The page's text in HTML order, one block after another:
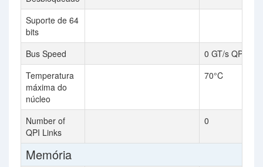
Suporte de 64
bits
Bus Speed
0 GT/s QPI
Temperatura
máxima do
núcleo
70°C
Number of
QPI Links
0
Memória